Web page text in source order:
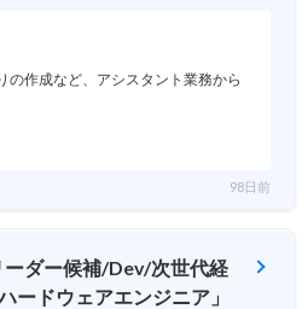
の作成など、アシスタント業務から
98日前
ーダー候補/Dev/次世代経
ードウェアエンジニア」